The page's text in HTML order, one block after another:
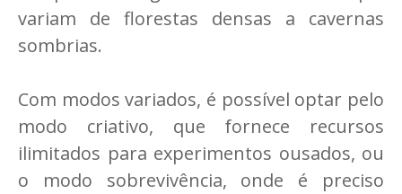
variam de florestas densas a cavernas
sombrias.
Com modos variados, é possível optar pelo
modo criativo, que fornece recursos
ilimitados para experimentos ousados, ou
o modo sobrevivência, onde é preciso